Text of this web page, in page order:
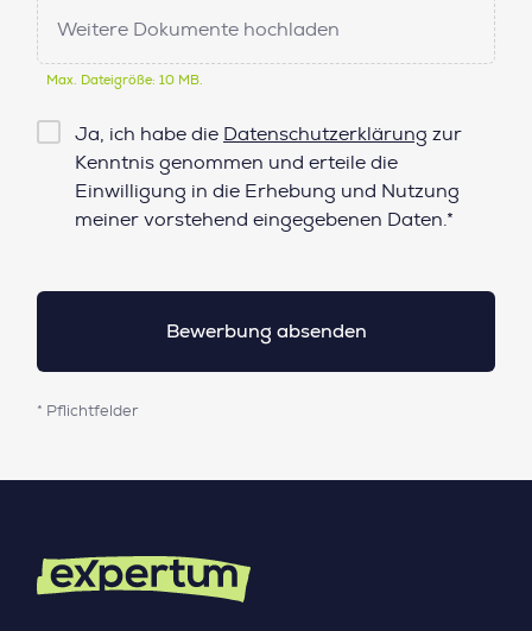
Weitere Dokumente hochladen
Max. Dateigröße: 10 MB.
Checkbox
Datenschutz*
Ja, ich habe die Datenschutzerklärung zur
Kenntnis genommen und erteile die
Einwilligung in die Erhebung und Nutzung
meiner vorstehend eingegebenen Daten.*
* Pflichtfelder